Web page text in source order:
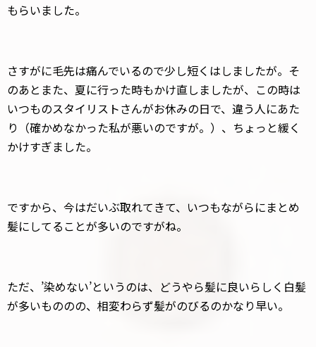
もらいました。
さすがに毛先は痛んでいるので少し短くはしましたが。そ
のあとまた、夏に行った時もかけ直しましたが、この時は
いつものスタイリストさんがお休みの日で、違う人にあた
り（確かめなかった私が悪いのですが。）、ちょっと緩く
かけすぎました。
ですから、今はだいぶ取れてきて、いつもながらにまとめ
髪にしてることが多いのですがね。
ただ、’染めない’というのは、どうやら髪に良いらしく白髪
が多いもののの、相変わらず髪がのびるのかなり早い。